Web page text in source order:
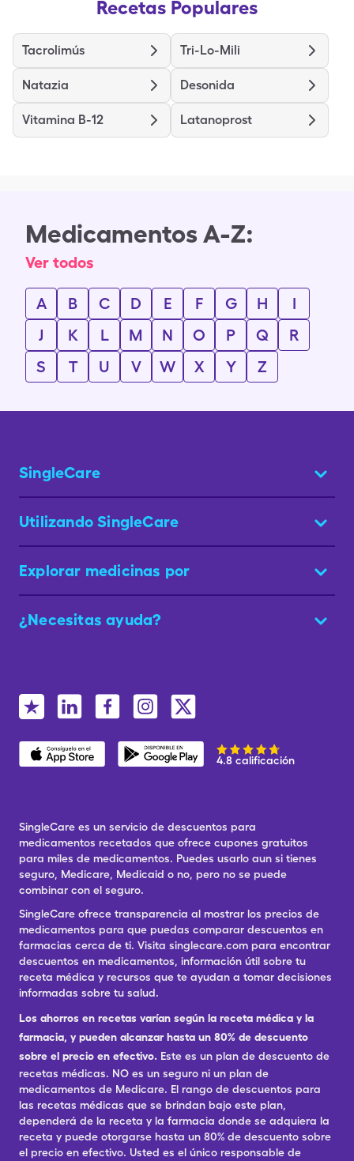
Recetas Populares
Tacrolimús Tri-Lo-Mili
Natazia Desonida
Vitamina B-12 Latanoprost
Medicamentos A-Z:
Ver todos
A B C D E F G H
I
J
K L M N O P Q
R
S
T U V W X Y Z
SingleCare
Utilizando SingleCare
Explorar medicinas por
¿Necesitas ayuda?
4.8 calificación
SingleCare es un servicio de descuentos para
medicamentos recetados que ofrece cupones gratuitos
para miles de medicamentos. Puedes usarlo aun si tienes
seguro, Medicare, Medicaid o no, pero no se puede
combinar con el seguro.
SingleCare ofrece transparencia al mostrar los precios de
medicamentos para que puedas comparar descuentos en
farmacias cerca de ti. Visita singlecare.com para encontrar
descuentos en medicamentos, información útil sobre tu
receta médica y recursos que te ayudan a tomar decisiones
informadas sobre tu salud.
Los ahorros en recetas varían según la receta médica y la
farmacia, y pueden alcanzar hasta un 80% de descuento
sobre el precio en efectivo. Este es un plan de descuento de
recetas médicas. NO es un seguro ni un plan de
medicamentos de Medicare. El rango de descuentos para
las recetas médicas que se brindan bajo este plan,
dependerá de la receta y la farmacia donde se adquiera la
receta y puede otorgarse hasta un 80% de descuento sobre
el precio en efectivo. Usted es el único responsable de